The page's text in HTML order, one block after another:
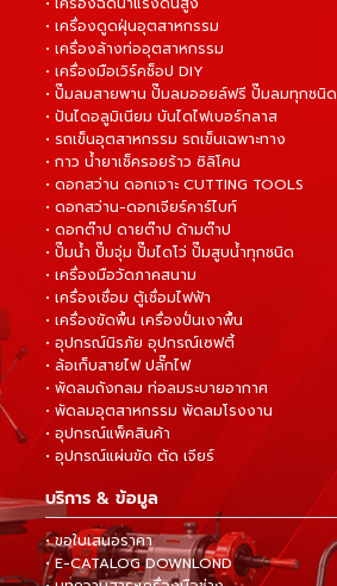
• เครื่องดูดฝุ่นอุตสาหกรรม
• เครื่องล้างท่ออุตสาหกรรม
• เครื่องมือเวิร์คช็อป DIY
• ปั๊มลมสายพาน ปั๊มลมออยล์ฟรี ปั๊มลมทุกชนิด
• ปันไดอลูมิเนียม บันไดไฟเบอร์กลาส
• รถเข็นอุตสาหกรรม รถเข็นเฉพาะทาง
• กาว น้ำยาเช็ครอยร้าว ซิลิโคน
• ดอกสว่าน ดอกเจาะ CUTTING TOOLS
• ดอกสว่าน-ดอกเจียร์คาร์ไบท์
• ดอกต๊าป ดายต๊าป ด้ามต๊าป
• ปั๊มน้ำ ปั๊มจุ่ม ปั๊มไดโว่ ปั๊มสูบน้ำทุกชนิด
• เครื่องมือวัดภาคสนาม
• เครื่องเชื่อม ตู้เชื่อมไฟฟ้า
• เครื่องขัดพื้น เครื่องปั่นเงาพื้น
• อุปกรณ์นิรภัย อุปกรณ์เซฟตี้
• ล้อเก็บสายไฟ ปลั๊กไฟ
• พัดลมถังกลม ท่อลมระบายอากาศ
• พัดลมอุตสาหกรรม พัดลมโรงงาน
• อุปกรณ์แพ็คสินค้า
• อุปกรณ์แผ่นขัด ตัด เจียร์
บริการ & ข้อมูล
• ขอใบเสนอราคา
• E-CATALOG DOWNLOND